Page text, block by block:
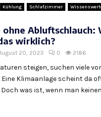
Kühlung Schlafzimmer
ohne Abluftschlauch:
wirklich?
20, 2023 0 2186
steigen, suchen viele
Klimaanlage scheint da
was ist, wenn man